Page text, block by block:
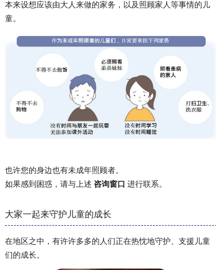
本来设想应该由大人来做的家务，以及照顾家人等事情的儿
童。
也许您的身边也有未成年照顾者。
如果感到困惑，请与上述 咨询窗口 进行联系。
大家一起来守护儿童的成长
在地区之中，有许许多多的人们正在热忱地守护、支援儿童
们的成长。